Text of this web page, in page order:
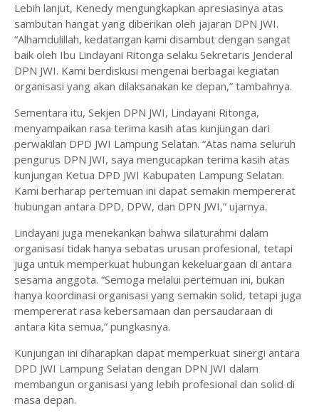
Lebih lanjut, Kenedy mengungkapkan apresiasinya atas
sambutan hangat yang diberikan oleh jajaran DPN JWI.
“Alhamdulillah, kedatangan kami disambut dengan sangat
baik oleh Ibu Lindayani Ritonga selaku Sekretaris Jenderal
DPN JWI. Kami berdiskusi mengenai berbagai kegiatan
organisasi yang akan dilaksanakan ke depan,” tambahnya.
Sementara itu, Sekjen DPN JWI, Lindayani Ritonga,
menyampaikan rasa terima kasih atas kunjungan dari
perwakilan DPD JWI Lampung Selatan. “Atas nama seluruh
pengurus DPN JWI, saya mengucapkan terima kasih atas
kunjungan Ketua DPD JWI Kabupaten Lampung Selatan.
Kami berharap pertemuan ini dapat semakin mempererat
hubungan antara DPD, DPW, dan DPN JWI,” ujarnya.
Lindayani juga menekankan bahwa silaturahmi dalam
organisasi tidak hanya sebatas urusan profesional, tetapi
juga untuk memperkuat hubungan kekeluargaan di antara
sesama anggota. “Semoga melalui pertemuan ini, bukan
hanya koordinasi organisasi yang semakin solid, tetapi juga
mempererat rasa kebersamaan dan persaudaraan di
antara kita semua,” pungkasnya.
Kunjungan ini diharapkan dapat memperkuat sinergi antara
DPD JWI Lampung Selatan dengan DPN JWI dalam
membangun organisasi yang lebih profesional dan solid di
masa depan.